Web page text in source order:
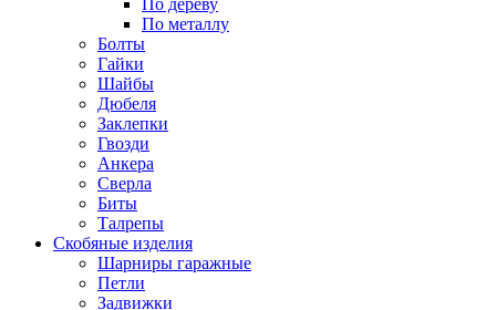
По дереву
По металлу
Болты
Гайки
Шайбы
Дюбеля
Заклепки
Гвозди
Анкера
Сверла
Биты
Талрепы
Скобяные изделия
Шарниры гаражные
Петли
Задвижки